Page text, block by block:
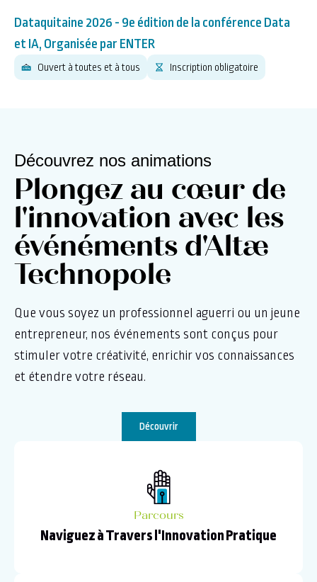
Dataquitaine 2026 - 9e édition de la conférence Data
et IA, Organisée par ENTER
Ouvert à toutes et à tous Inscription obligatoire
Découvrez nos animations
Plongez au cœur de
l'innovation avec les
événéments d'Altæ
Technopole
Que vous soyez un professionnel aguerri ou un jeune
entrepreneur, nos événements sont conçus pour
stimuler votre créativité, enrichir vos connaissances
et étendre votre réseau.
Découvrir
Parcours
Naviguez à Travers l'Innovation Pratique